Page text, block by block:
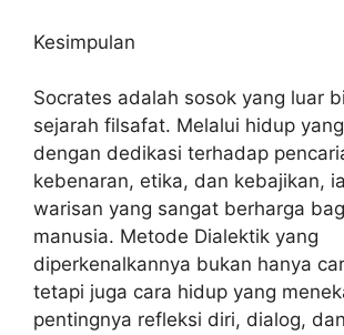
Kesimpulan
Socrates adalah sosok yang luar
sejarah filsafat. Melalui hidup
dengan dedikasi terhadap
kebenaran, etika, dan kebajikan,
warisan yang sangat berharga
manusia. Metode Dialektik yang
diperkenalkannya bukan hanya
tetapi juga cara hidup yang
pentingnya refleksi diri, dialog,